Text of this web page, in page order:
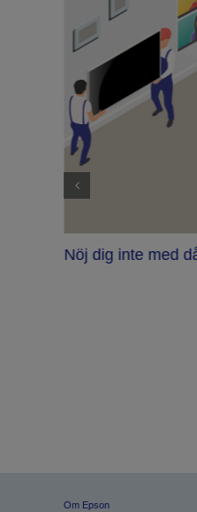
Nöj dig inte med
Om Epson